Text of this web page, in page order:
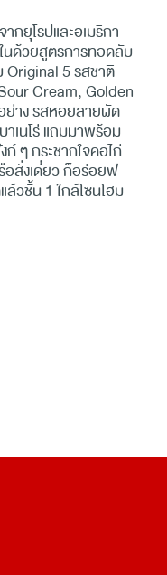
ยุโรปและอเมริกา
ด้วยสูตรการทอดลับ
Original 5 รสชาติ
Cream, Golden
ย่าง รสหอยลายผัด
เนโร่ แถมมาพร้อม
ๆ กระชากใจคอไก่
อสั่งเดี่ยว ก็อร่อยฟิ
วชั้น 1 ใกล้โซนโฮม